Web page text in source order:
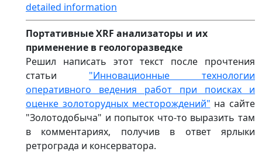
detailed information
Портативные XRF анализаторы и их
применение в геологоразведке
Решил написать этот текст после прочтения
статьи "Инновационные технологии
оперативного ведения работ при поисках и
оценке золоторудных месторождений" на сайте
"Золотодобыча" и попыток что-то выразить там
в комментариях, получив в ответ ярлыки
ретрограда и консерватора.